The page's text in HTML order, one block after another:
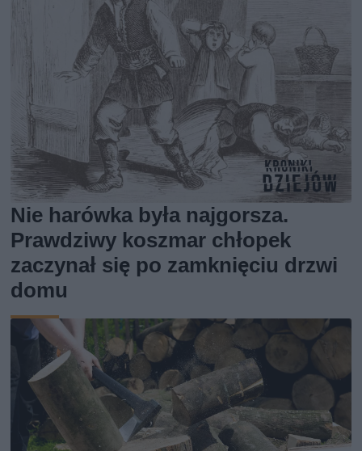
Nie harówka była najgorsza.
Prawdziwy koszmar chłopek
zaczynał się po zamknięciu drzwi
domu